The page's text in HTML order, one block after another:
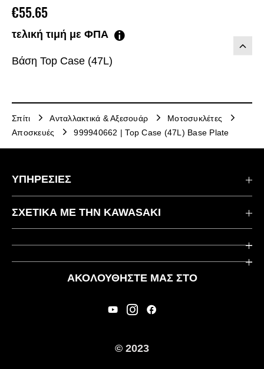
Βάση Top Case (47L)
€55.65
τελική τιμή με ΦΠΑ
Σπίτι Ανταλλακτικά & Αξεσουάρ
Μοτοσυκλέτες
Αποσκευές
999940662 | Top Case (47L) Base Plate
ΑΚΟΛΟΥΘΉΣΤΕ ΜΑΣ ΣΤΟ
ΥΠΗΡΕΣΙΕΣ
Επικοινωνήστε μαζί μας
Χρήσιμοι Σύνδεσμοι
ΣΧΕΤΙΚΆ ΜΕ ΤΗΝ KAWASAKI
Εταιρεία
© 2023